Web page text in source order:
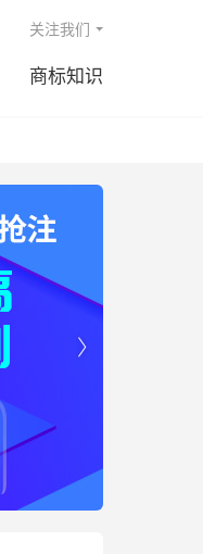
商标知识
关注我们
